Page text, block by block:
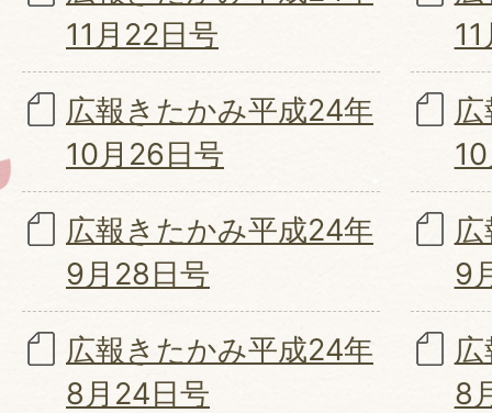
11月22日号
広報きたかみ平成24年
10月26日号
広報きたかみ平成24年
9月28日号
9
広報きたかみ平成24年
8月24日号
8